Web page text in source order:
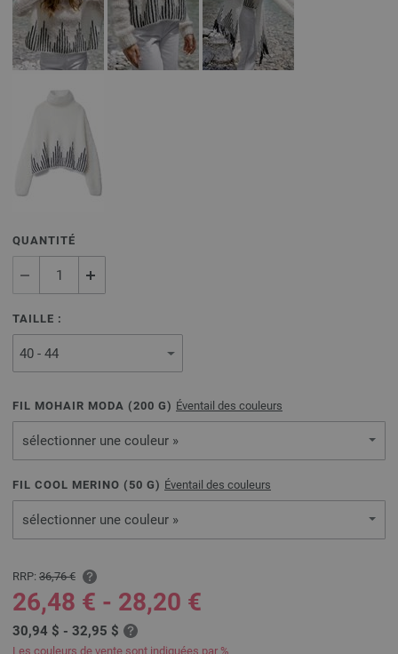
QUANTITÉ
TAILLE :
FIL MOHAIR MODA (200 G) Éventail des couleurs
sélectionner une couleur »
FIL COOL MERINO ( 50 G) Éventail des couleurs
sélectionner une couleur »
RRP: 36,76 €
26,48 € - 28,20 €
30,94 $ - 32,95 $
Les couleurs de vente sont indiquées par %